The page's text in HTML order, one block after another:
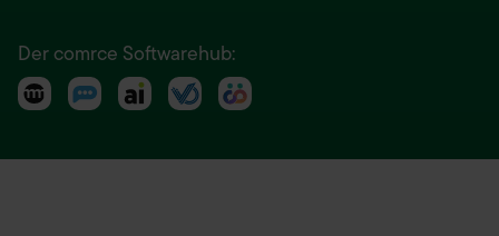
Der comrce Softwarehub: